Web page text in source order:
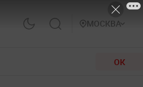
МОСКВА
ОК